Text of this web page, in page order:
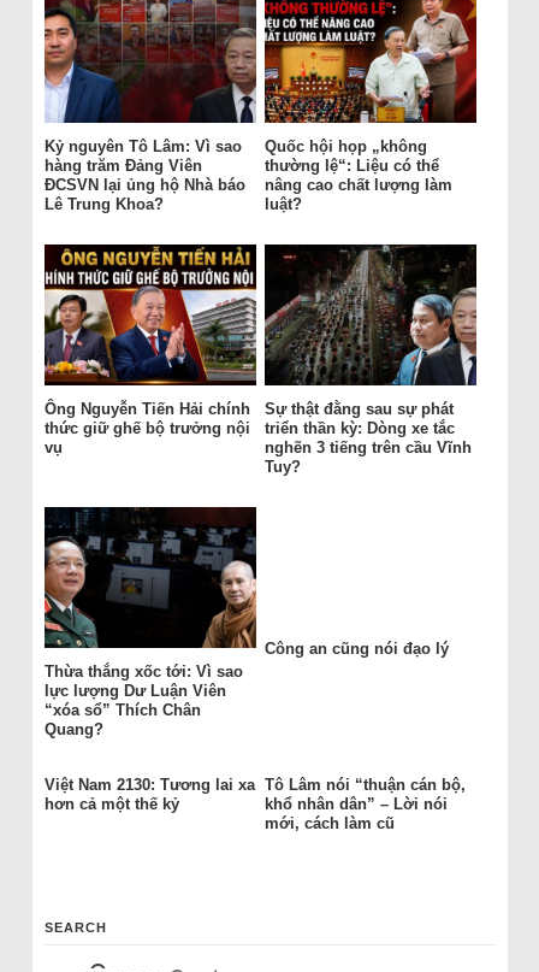
Kỷ nguyên Tô Lâm: Vì sao
hàng trăm Đảng Viên
ĐCSVN lại ủng hộ Nhà báo
Lê Trung Khoa?
Quốc hội họp „không
thường lệ“: Liệu có thể
nâng cao chất lượng làm
luật?
Ông Nguyễn Tiến Hải chính
thức giữ ghế bộ trưởng nội
vụ
Sự thật đằng sau sự phát
triển thần kỳ: Dòng xe tắc
nghẽn 3 tiếng trên cầu Vĩnh
Tuy?
Thừa thắng xốc tới: Vì sao
lực lượng Dư Luận Viên
“xóa sổ” Thích Chân
Quang?
Công an cũng nói đạo lý
Việt Nam 2130: Tương lai xa
hơn cả một thế kỷ
Tô Lâm nói “thuận cán bộ,
khổ nhân dân” – Lời nói
mới, cách làm cũ
SEARCH